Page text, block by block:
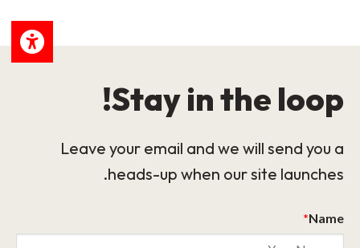
Stay in the loop!
Leave your email and we will send you a
heads-up when our site launches.
Name
*